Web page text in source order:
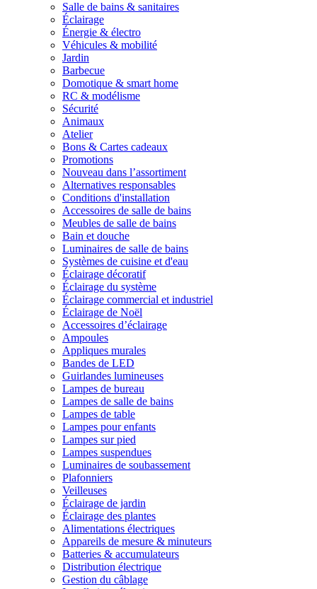
Salle de bains & sanitaires
Éclairage
Énergie & électro
Véhicules & mobilité
Jardin
Barbecue
Domotique & smart home
RC & modélisme
Sécurité
Animaux
Atelier
Bons & Cartes cadeaux
Promotions
Nouveau dans l’assortiment
Alternatives responsables
Conditions d'installation
Accessoires de salle de bains
Meubles de salle de bains
Bain et douche
Luminaires de salle de bains
Systèmes de cuisine et d'eau
Éclairage décoratif
Éclairage du système
Éclairage commercial et industriel
Éclairage de Noël
Accessoires d’éclairage
Ampoules
Appliques murales
Bandes de LED
Guirlandes lumineuses
Lampes de bureau
Lampes de salle de bains
Lampes de table
Lampes pour enfants
Lampes sur pied
Lampes suspendues
Luminaires de soubassement
Plafonniers
Veilleuses
Éclairage de jardin
Éclairage des plantes
Alimentations électriques
Appareils de mesure & minuteurs
Batteries & accumulateurs
Distribution électrique
Gestion du câblage